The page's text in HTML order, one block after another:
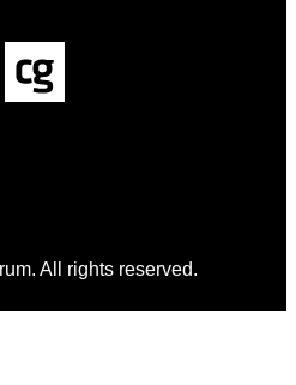
All rights reserved.